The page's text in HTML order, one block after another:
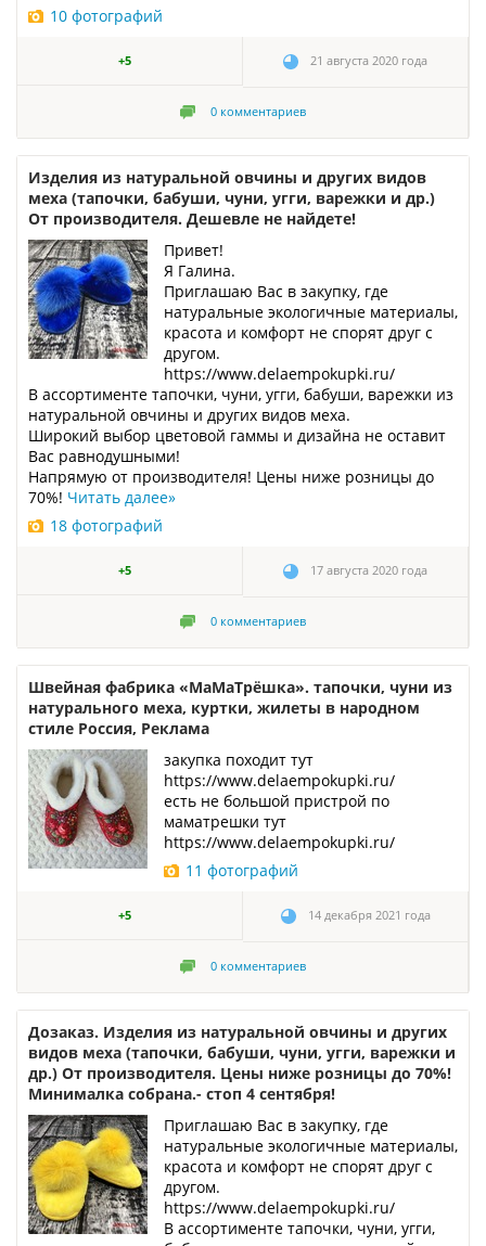
10 фотографий
+5 21 августа 2020 года
0 комментариев
Изделия из натуральной овчины и других видов
меха (тапочки, бабуши, чуни, угги, варежки и др.)
От производителя. Дешевле не найдете!
Привет!
Я Галина.
Приглашаю Вас в закупку, где
натуральные экологичные материалы,
красота и комфорт не спорят друг с
другом.
https://www.delaempokupki.ru/
В ассортименте тапочки, чуни, угги, бабуши, варежки из
натуральной овчины и других видов меха.
Широкий выбор цветовой гаммы и дизайна не оставит
Вас равнодушными!
Напрямую от производителя! Цены ниже розницы до
70%! Читать далее»
18 фотографий
+5 17 августа 2020 года
0 комментариев
Швейная фабрика «МаМаТрёшка». тапочки, чуни из
натурального меха, куртки, жилеты в народном
стиле Россия, Реклама
закупка походит тут
https://www.delaempokupki.ru/
есть не большой пристрой по
маматрешки тут
https://www.delaempokupki.ru/
11 фотографий
+5 14 декабря 2021 года
0 комментариев
Дозаказ. Изделия из натуральной овчины и других
видов меха (тапочки, бабуши, чуни, угги, варежки и
др.) От производителя. Цены ниже розницы до 70%!
Минималка собрана.- стоп 4 сентября!
Приглашаю Вас в закупку, где
натуральные экологичные материалы,
красота и комфорт не спорят друг с
другом.
https://www.delaempokupki.ru/
В ассортименте тапочки, чуни, угги,